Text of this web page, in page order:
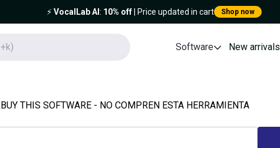
⚡️VocalLab AI : 10% off| Price updated in cart Shop now
Software New arrivals
THIS SOFTWARE - NO COMPREN ESTA HERRAMIENTA